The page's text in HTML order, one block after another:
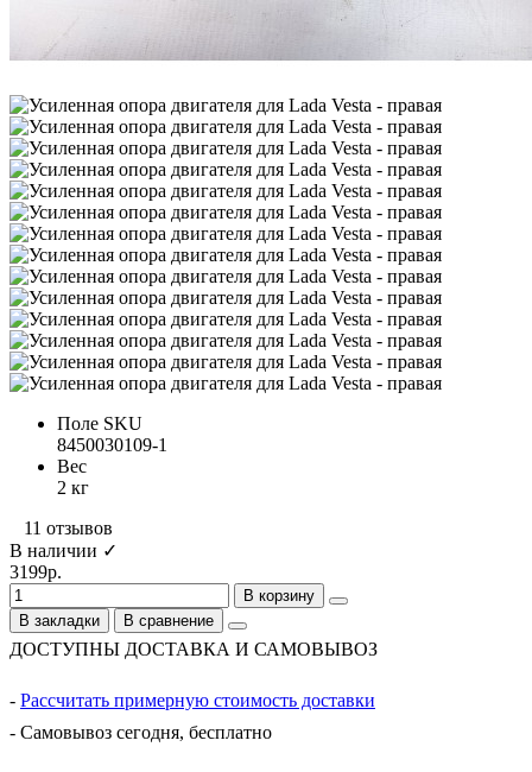
Поле SKU
8450030109-1
Вес
2 кг
11 отзывов
В наличии ✓
3199р.
В корзину
В закладки
В сравнение
ДОСТУПНЫ ДОСТАВКА И САМОВЫВОЗ
- Рассчитать примерную стоимость доставки
- Самовывоз сегодня, бесплатно